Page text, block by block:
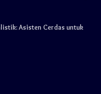
Asisten Cerdas untuk